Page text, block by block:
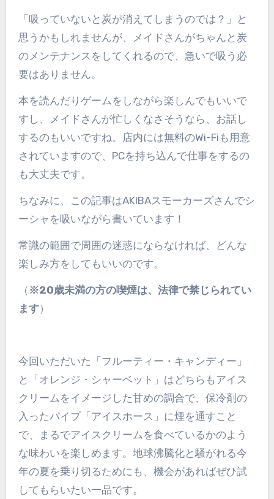
「吸っていないと炭が消えてしまうのでは？」と
思うかもしれませんが、メイドさんがちゃんと炭
のメンテナンスをしてくれるので、急いで吸う必
要はありません。
本を読んだりゲームをしながら楽しんでもいいで
すし、メイドさんが忙しくなさそうなら、お話し
するのもいいですね。店内には無料のWi-Fiも用意
されていますので、PCを持ち込んで仕事をするの
も大丈夫です。
ちなみに、この記事はAKIBAスモーカーズさんでシ
ーシャを吸いながら書いています！
常識の範囲で周囲の迷惑にならなければ、どんな
楽しみ方をしてもいいのです。
（ ※20歳未満の方の喫煙は、法律で禁じられてい
ます）
今回いただいた「フルーティー・キャンディー」
と「オレンジ・シャーベット」はどちらもアイス
クリームをイメージした甘めの調合で、保冷剤の
入ったパイプ「アイスホース」に煙を通すこと
で、まるでアイスクリームを食べているかのよう
な味わいを楽しめます。地球沸騰化と騒がれる今
年の夏を乗り切るためにも、機会があればぜひ試
してもらいたい一品です。